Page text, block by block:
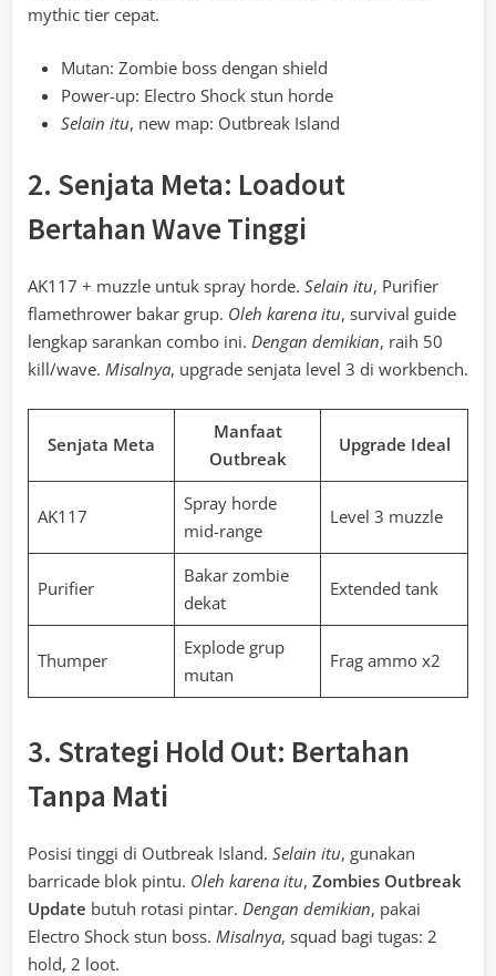
mythic tier cepat.
Mutan: Zombie boss dengan shield
Power-up: Electro Shock stun horde
Selain itu, new map: Outbreak Island
2. Senjata Meta: Loadout
Bertahan Wave Tinggi
AK117 + muzzle untuk spray horde. Selain itu, Purifier
flamethrower bakar grup. Oleh karena itu, survival guide
lengkap sarankan combo ini. Dengan demikian, raih 50
kill/wave. Misalnya, upgrade senjata level 3 di workbench.
Senjata Meta
Manfaat
Outbreak
Upgrade Ideal
AK117
Spray horde
mid-range
Level 3 muzzle
Purifier
Bakar zombie
dekat
Extended tank
Thumper
Explode grup
mutan
Frag ammo x2
3. Strategi Hold Out: Bertahan
Tanpa Mati
Posisi tinggi di Outbreak Island. Selain itu, gunakan
barricade blok pintu. Oleh karena itu, Zombies Outbreak
Update butuh rotasi pintar. Dengan demikian, pakai
Electro Shock stun boss. Misalnya, squad bagi tugas: 2
hold, 2 loot.